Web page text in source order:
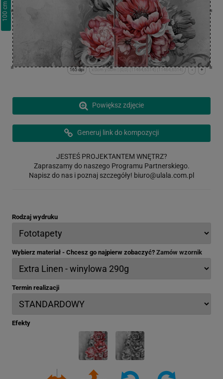
100
cm
+
-
x:0cm y:0cm | (0,0) (11464,6514) (11464,6514)
165 dpi
Powiększ zdjęcie
Generuj link do kompozycji
JESTEŚ PROJEKTANTEM WNĘTRZ?
Zapraszamy do naszego Programu Partnerskiego.
Napisz do nas i poznaj szczegóły! biuro@ulala.com.pl
Rodzaj wydruku
Wybierz materiał - Chcesz go najpierw zobaczyć? Zamów wzornik
Termin realizacji
Efekty